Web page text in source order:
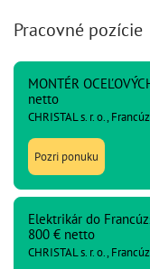
Pracovné pozície
MONTÉR
netto
CHRISTAL s. r. o.,
Pozri ponuku
Elektrikár do
800 € netto
CHRISTAL s. r. o.,